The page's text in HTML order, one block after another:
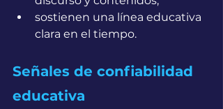
sostienen una línea educativa
clara en el tiempo.
Señales de confiabilidad
educativa